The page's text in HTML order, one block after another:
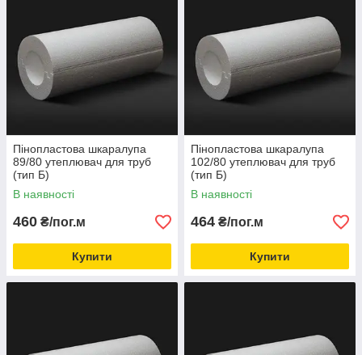
Пінопластова шкаралупа
89/80 утеплювач для труб
(тип Б)
В наявності
460 ₴/пог.м
Купити
Пінопластова шкаралупа
102/80 утеплювач для труб
(тип Б)
В наявності
464 ₴/пог.м
Купити